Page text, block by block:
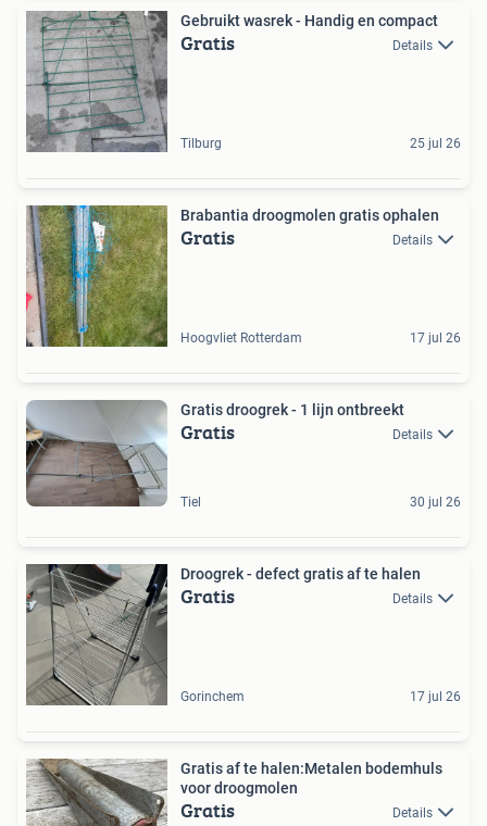
Gebruikt wasrek - Handig en compact
Gratis Details
Tilburg 25 jul 26
Brabantia droogmolen gratis ophalen
Gratis Details
Hoogvliet Rotterdam 17 jul 26
Gratis droogrek - 1 lijn ontbreekt
Gratis Details
Tiel 30 jul 26
Droogrek - defect gratis af te halen
Gratis Details
Gorinchem 17 jul 26
Gratis af te halen:Metalen bodemhuls
voor droogmolen
Gratis Details